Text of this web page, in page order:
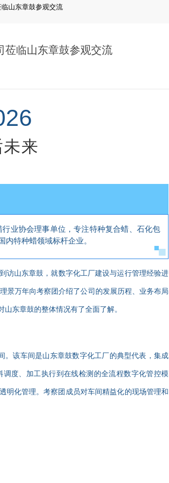
山东章鼓参观交流
莅临山东章鼓参观交流
来
业协会理事单位，专注特种复合蜡、石化包
特种蜡领域标杆企业。
访山东章鼓，就数字化工厂建设与运行管理经验进
景万年向考察团介绍了公司的发展历程、业务布局
东章鼓的整体情况有了全面了解。
。该车间是山东章鼓数字化工厂的典型代表，集成
度、加工执行到在线检测的全流程数字化管控模
明化管理。考察团成员对车间精益化的现场管理和